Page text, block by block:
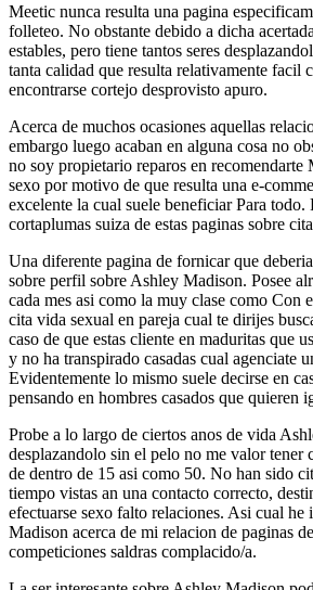
Meetic nunca resulta una pagina
folleteo. No obstante debido a dicha
estables, pero tiene tantos seres
tanta calidad que resulta relativamente facil
encontrarse cortejo desprovisto apuro.
Acerca de muchos ocasiones aquellas
embargo luego acaban en alguna cosa no
no soy propietario reparos en
sexo por motivo de que resulta una e-
excelente la cual suele beneficiar Para todo.
cortaplumas suiza de estas paginas sobre
Una diferente pagina de fornicar que
sobre perfil sobre Ashley Madison. Posee
cada mes asi­ como la muy clase como Con
cita vida sexual en pareja cual te dirijes
caso de que estas cliente en maduritas que
y no ha transpirado casadas cual agenciate
Evidentemente lo mismo suele decirse en
pensando en hombres casados que quieren
Probe a lo largo de ciertos anos de vida
desplazandolo sin el pelo no me valor tener
de dentro de 15 asi­ como 50. No han sido
tiempo vistas an una contacto correcto,
efectuarse sexo falto relaciones. Asi cual he
Madison acerca de mi relacion de paginas
competiciones saldras complacido/a.